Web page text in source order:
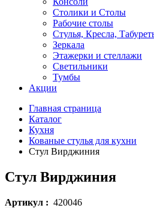
Столики и Столы
Рабочие столы
Стулья, Кресла,
Зеркала
Этажерки и стеллажи
Светильники
Тумбы
Акции
Главная страница
Каталог
Кухня
Кованые стулья для кухни
Стул Вирджиния
Стул Вирджиния
Артикул : 420046